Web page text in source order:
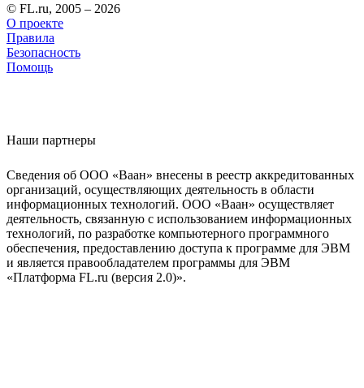
© FL.ru, 2005 – 2026
О проекте
Правила
Безопасность
Помощь
Наши партнеры
Сведения об ООО «Ваан» внесены в реестр аккредитованных
организаций, осуществляющих деятельность в области
информационных технологий. ООО «Ваан» осуществляет
деятельность, связанную с использованием информационных
технологий, по разработке компьютерного программного
обеспечения, предоставлению доступа к программе для ЭВМ
и является правообладателем программы для ЭВМ
«Платформа FL.ru (версия 2.0)».